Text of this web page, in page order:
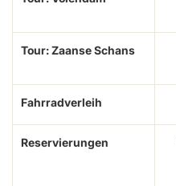
Tour: Zaanse Schans
Fahrradverleih
Reservierungen